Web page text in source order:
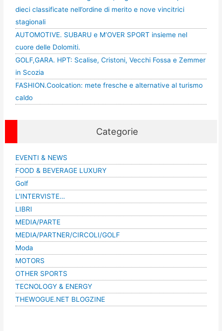
dieci classificate nell’ordine di merito e nove vincitrici
stagionali
AUTOMOTIVE. SUBARU e M’OVER SPORT insieme nel
cuore delle Dolomiti.
GOLF,GARA. HPT: Scalise, Cristoni, Vecchi Fossa e Zemmer
in Scozia
FASHION.Coolcation: mete fresche e alternative al turismo
caldo
Categorie
EVENTI & NEWS
FOOD & BEVERAGE LUXURY
Golf
L'INTERVISTE…
LIBRI
MEDIA/PARTE
MEDIA/PARTNER/CIRCOLI/GOLF
Moda
MOTORS
OTHER SPORTS
TECNOLOGY & ENERGY
THEWOGUE.NET BLOGZINE